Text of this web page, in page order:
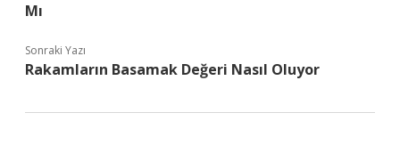
Mı
Sonraki Yazı
Rakamların Basamak Değeri Nasıl Oluyor